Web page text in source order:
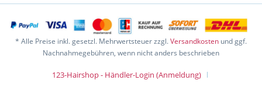
* Alle Preise inkl. gesetzl. Mehrwertsteuer zzgl.Versandkosten und ggf.
Nachnahmegebühren, wenn nicht anders beschrieben
123-Hairshop - Händler-Login (Anmeldung)